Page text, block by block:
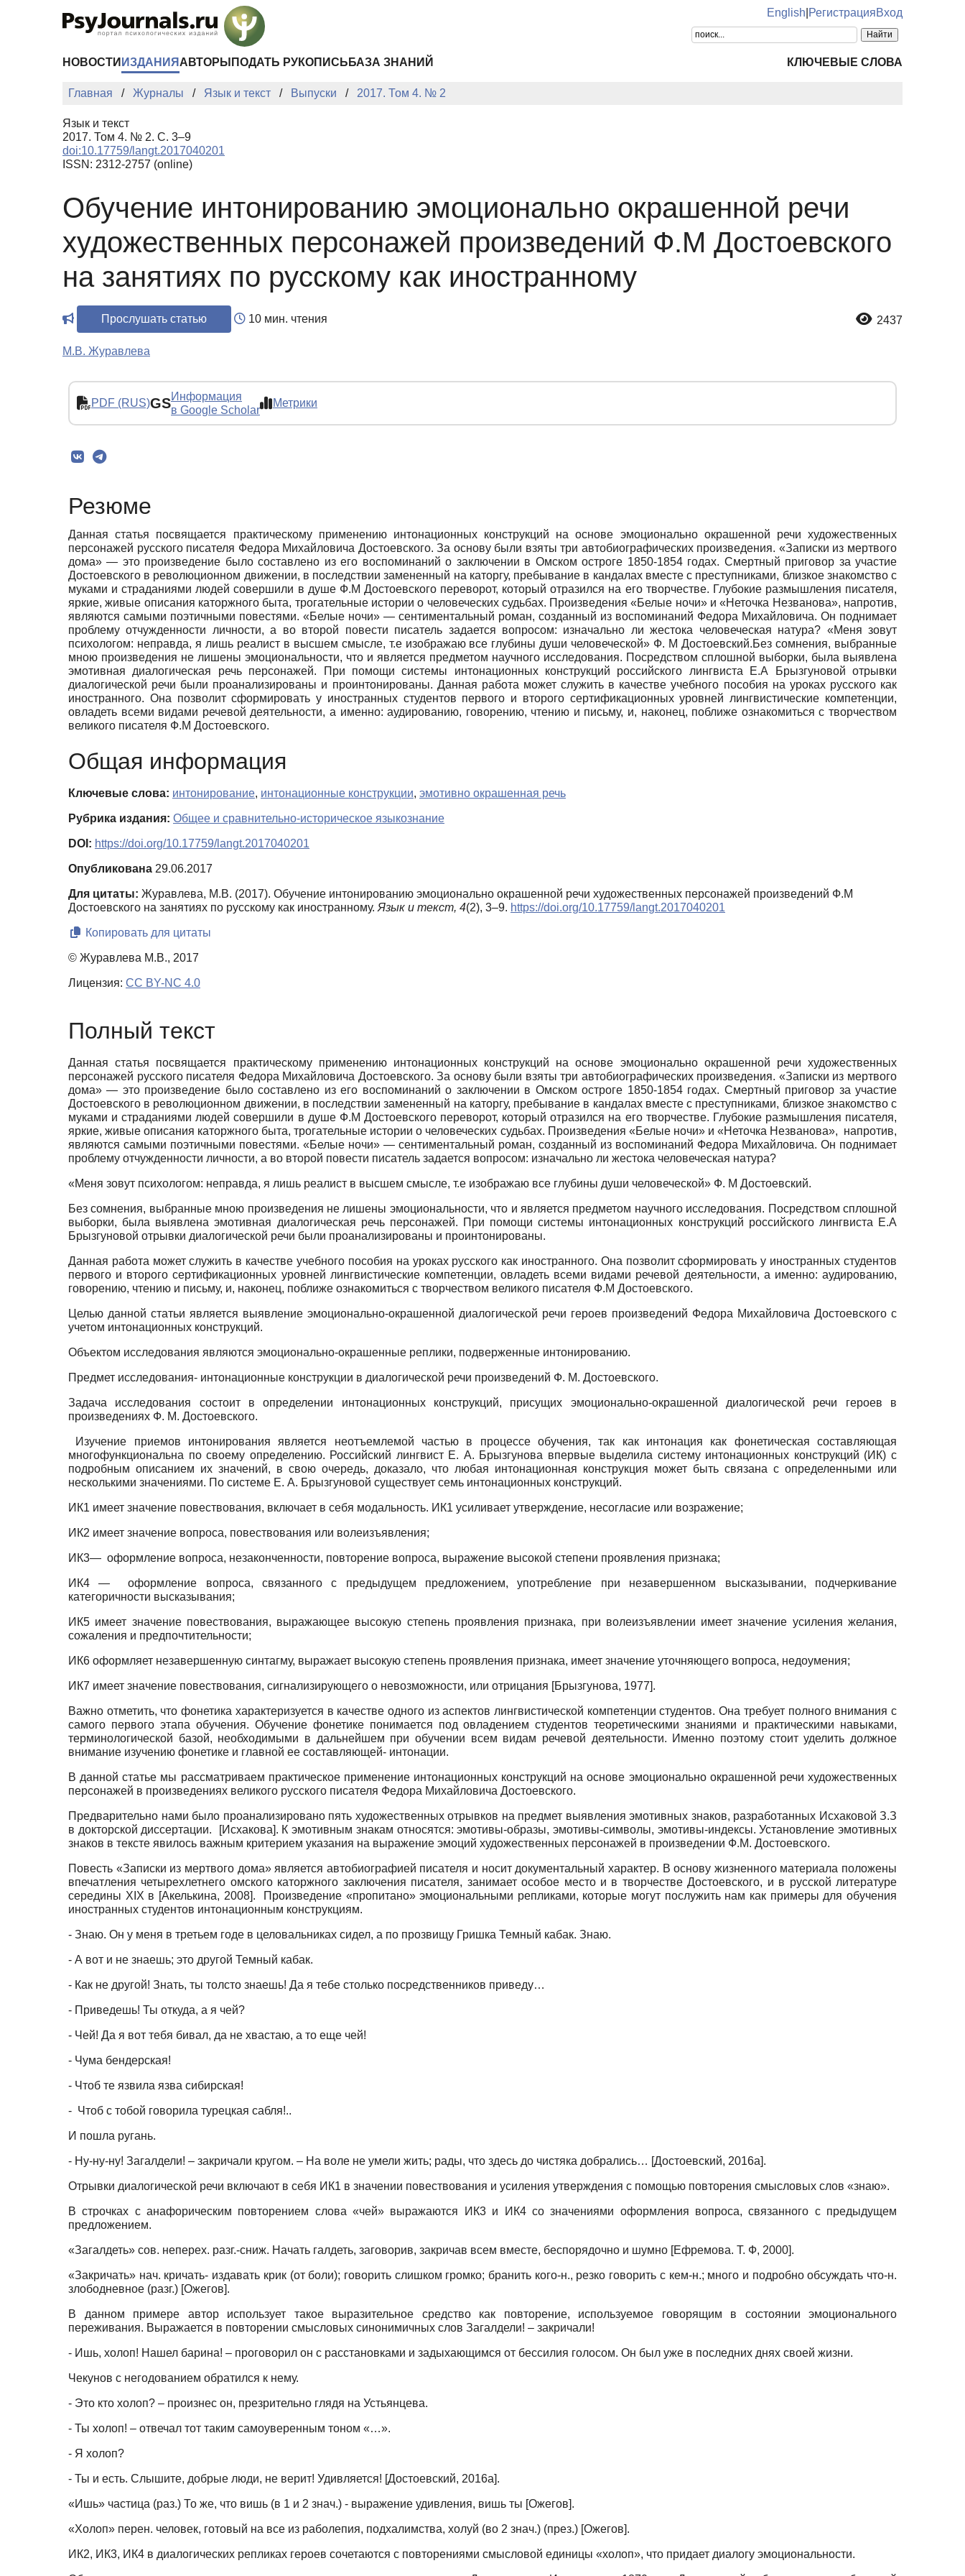
English РегистрацияВход
НОВОСТИ ИЗДАНИЯ АВТОРЫ ПОДАТЬ РУКОПИСЬ БАЗА ЗНАНИЙ КЛЮЧЕВЫЕ СЛОВА
Главная Журналы Язык и текст Выпуски 2017. Том 4. № 2
Язык и текст
2017. Том 4. № 2. С. 3–9
doi:10.17759/langt.2017040201
ISSN: 2312-2757 (online)
Обучение интонированию эмоционально окрашенной речи
художественных персонажей произведений Ф.М Достоевского
на занятиях по русскому как иностранному
Прослушать статью 10 мин. чтения 2437
М.В. Журавлева
PDF (RUS)GSИнформация
в Google Scholar
Метрики
Резюме
Данная статья посвящается практическому применению интонационных конструкций на основе эмоционально окрашенной речи художественных
персонажей русского писателя Федора Михайловича Достоевского. За основу были взяты три автобиографических произведения. «Записки из мертвого
дома» — это произведение было составлено из его воспоминаний о заключении в Омском остроге 1850-1854 годах. Смертный приговор за участие
Достоевского в революционном движении, в последствии замененный на каторгу, пребывание в кандалах вместе с преступниками, близкое знакомство с
муками и страданиями людей совершили в душе Ф.М Достоевского переворот, который отразился на его творчестве. Глубокие размышления писателя,
яркие, живые описания каторжного быта, трогательные истории о человеческих судьбах. Произведения «Белые ночи» и «Неточка Незванова», напротив,
являются самыми поэтичными повестями. «Белые ночи» — сентиментальный роман, созданный из воспоминаний Федора Михайловича. Он поднимает
проблему отчужденности личности, а во второй повести писатель задается вопросом: изначально ли жестока человеческая натура? «Меня зовут
психологом: неправда, я лишь реалист в высшем смысле, т.е изображаю все глубины души человеческой» Ф. М Достоевский.Без сомнения, выбранные
мною произведения не лишены эмоциональности, что и является предметом научного исследования. Посредством сплошной выборки, была выявлена
эмотивная диалогическая речь персонажей. При помощи системы интонационных конструкций российского лингвиста Е.А Брызгуновой отрывки
диалогической речи были проанализированы и проинтонированы. Данная работа может служить в качестве учебного пособия на уроках русского как
иностранного. Она позволит сформировать у иностранных студентов первого и второго сертификационных уровней лингвистические компетенции,
овладеть всеми видами речевой деятельности, а именно: аудированию, говорению, чтению и письму, и, наконец, поближе ознакомиться с творчеством
великого писателя Ф.М Достоевского.
Общая информация
Ключевые слова: интонирование, интонационные конструкции, эмотивно окрашенная речь
Рубрика издания: Общее и сравнительно-историческое языкознание
DOI: https://doi.org/10.17759/langt.2017040201
Опубликована 29.06.2017
Для цитаты: Журавлева, М.В. (2017). Обучение интонированию эмоционально окрашенной речи художественных персонажей произведений Ф.М
Достоевского на занятиях по русскому как иностранному. Язык и текст, 4(2), 3–9. https://doi.org/10.17759/langt.2017040201
Копировать для цитаты
© Журавлева М.В., 2017
Лицензия: CC BY-NC 4.0
Полный текст
Данная статья посвящается практическому применению интонационных конструкций на основе эмоционально окрашенной речи художественных
персонажей русского писателя Федора Михайловича Достоевского. За основу были взяты три автобиографических произведения. «Записки из мертвого
дома» — это произведение было составлено из его воспоминаний о заключении в Омском остроге 1850-1854 годах. Смертный приговор за участие
Достоевского в революционном движении, в последствии замененный на каторгу, пребывание в кандалах вместе с преступниками, близкое знакомство с
муками и страданиями людей совершили в душе Ф.М Достоевского переворот, который отразился на его творчестве. Глубокие размышления писателя,
яркие, живые описания каторжного быта,трогательные истории о человеческих судьбах. Произведения «Белые ночи» и «Неточка Незванова», напротив,
являются самыми поэтичными повестями. «Белые ночи» — сентиментальный роман, созданный из воспоминаний Федора Михайловича. Он поднимает
проблему отчужденности личности, а во второй повести писатель задается вопросом: изначально ли жестока человеческая натура?
«Меня зовут психологом: неправда, я лишь реалист в высшем смысле, т.е изображаю все глубины души человеческой» Ф. М Достоевский.
Без сомнения, выбранные мною произведения не лишены эмоциональности, что и является предметом научного исследования. Посредством сплошной
выборки, была выявлена эмотивная диалогическая речь персонажей. При помощи системы интонационных конструкций российского лингвиста Е.А
Брызгуновой отрывки диалогической речи были проанализированы и проинтонированы.
Данная работа может служить в качестве учебного пособия на уроках русского как иностранного. Она позволит сформировать у иностранных студентов
первого и второго сертификационных уровней лингвистические компетенции, овладеть всеми видами речевой деятельности, а именно: аудированию,
говорению, чтению и письму, и, наконец, поближе ознакомиться с творчеством великого писателя Ф.М Достоевского.
Целью данной статьи является выявление эмоционально-окрашенной диалогической речи героев произведений Федора Михайловича Достоевского с
учетом интонационных конструкций.
Объектом исследования являются эмоционально-окрашенные реплики, подверженные интонированию.
Предмет исследования- интонационные конструкции в диалогической речи произведений Ф. М. Достоевского.
Задача исследования состоит в определении интонационных конструкций, присущих эмоционально-окрашенной диалогической речи героев в
произведениях Ф. М. Достоевского.
Изучение приемов интонирования является неотъемлемой частью в процессе обучения, так как интонация как фонетическая составляющая
многофункциональна по своему определению. Российский лингвист Е. А. Брызгунова впервые выделила систему интонационных конструкций (ИК) с
подробным описанием их значений, в свою очередь, доказало, что любая интонационная конструкция может быть связана с определенными или
несколькими значениями. По системе Е. А. Брызгуновой существует семь интонационных конструкций.
ИК1 имеет значение повествования, включает в себя модальность. ИК1 усиливает утверждение, несогласие или возражение;
ИК2 имеет значение вопроса, повествования или волеизъявления;
ИК3— оформление вопроса, незаконченности, повторение вопроса, выражение высокой степени проявления признака;
ИК4 — оформление вопроса, связанного с предыдущем предложением, употребление при незавершенном высказывании, подчеркивание
категоричности высказывания;
ИК5 имеет значение повествования, выражающее высокую степень проявления признака, при волеизъявлении имеет значение усиления желания,
сожаления и предпочтительности;
ИК6 оформляет незавершенную синтагму, выражает высокую степень проявления признака, имеет значение уточняющего вопроса, недоумения;
ИК7 имеет значение повествования, сигнализирующего о невозможности, или отрицания [Брызгунова, 1977].
Важно отметить, что фонетика характеризуется в качестве одного из аспектов лингвистической компетенции студентов. Она требует полного внимания с
самого первого этапа обучения. Обучение фонетике понимается под овладением студентов теоретическими знаниями и практическими навыками,
терминологической базой, необходимыми в дальнейшем при обучении всем видам речевой деятельности. Именно поэтому стоит уделить должное
внимание изучению фонетике и главной ее составляющей- интонации.
В данной статье мы рассматриваем практическое применение интонационных конструкций на основе эмоционально окрашенной речи художественных
персонажей в произведениях великого русского писателя Федора Михайловича Достоевского.
Предварительно нами было проанализировано пять художественных отрывков на предмет выявления эмотивных знаков, разработанных Исхаковой З.З
в докторской диссертации.
[Исхакова]. К эмотивным знакам относятся: эмотивы-образы, эмотивы-символы, эмотивы-индексы. Установление эмотивных
знаков в тексте явилось важным критерием указания на выражение эмоций художественных персонажей в произведении Ф.М. Достоевского.
Повесть «Записки из мертвого дома» является автобиографией писателя и носит документальный характер. В основу жизненного материала положены
впечатления четырехлетнего омского каторжного заключения писателя, занимает особое место и в творчестве Достоевского, и в русской литературе
середины XIX в [Акелькина, 2008]. Произведение «пропитано» эмоциональными репликами, которые могут послужить нам как примеры для обучения
иностранных студентов интонационным конструкциям.
- Знаю. Он у меня в третьем годе в целовальниках сидел, а по прозвищу Гришка Темный кабак. Знаю.
- А вот и не знаешь; это другой Темный кабак.
- Как не другой! Знать, ты толсто знаешь! Да я тебе столько посредственников приведу…
- Приведешь! Ты откуда, а я чей?
- Чей! Да я вот тебя бивал, да не хвастаю, а то еще чей!
- Чума бендерская!
- Чтоб те язвила язва сибирская!
- Чтоб с тобой говорила турецкая сабля!..
И пошла ругань.
- Ну-ну-ну! Загалдели! – закричали кругом. – На воле не умели жить; рады, что здесь до чистяка добрались… [Достоевский, 2016а].
Отрывки диалогической речи включают в себя ИК1 в значении повествования и усиления утверждения с помощью повторения смысловых слов «знаю».
В строчках с анафорическим повторением слова «чей» выражаются ИК3 и ИК4 со значениями оформления вопроса, связанного с предыдущем
предложением.
«Загалдеть» сов. неперех. разг.-сниж. Начать галдеть, заговорив, закричав всем вместе, беспорядочно и шумно [Ефремова. Т. Ф, 2000].
«Закричать» нач. кричать- издавать крик (от боли); говорить слишком громко; бранить кого-н., резко говорить с кем-н.; много и подробно обсуждать что-н.
злободневное (разг.) [Ожегов].
В данном примере автор использует такое выразительное средство как повторение, используемое говорящим в состоянии эмоционального
переживания. Выражается в повторении смысловых синонимичных слов Загалдели! – закричали!
- Ишь, холоп! Нашел барина! – проговорил он с расстановками и задыхающимся от бессилия голосом. Он был уже в последних днях своей жизни.
Чекунов с негодованием обратился к нему.
- Это кто холоп? – произнес он, презрительно глядя на Устьянцева.
- Ты холоп! – отвечал тот таким самоуверенным тоном «…».
- Я холоп?
- Ты и есть. Слышите, добрые люди, не верит! Удивляется! [Достоевский, 2016а].
«Ишь» частица (раз.) То же, что вишь (в 1 и 2 знач.) - выражение удивления, вишь ты [Ожегов].
«Холоп» перен. человек, готовый на все из раболепия, подхалимства, холуй (во 2 знач.) (през.) [Ожегов].
ИК2, ИК3, ИК4 в диалогических репликах героев сочетаются с повторениями смысловой единицы «холоп», что придает диалогу эмоциональности.